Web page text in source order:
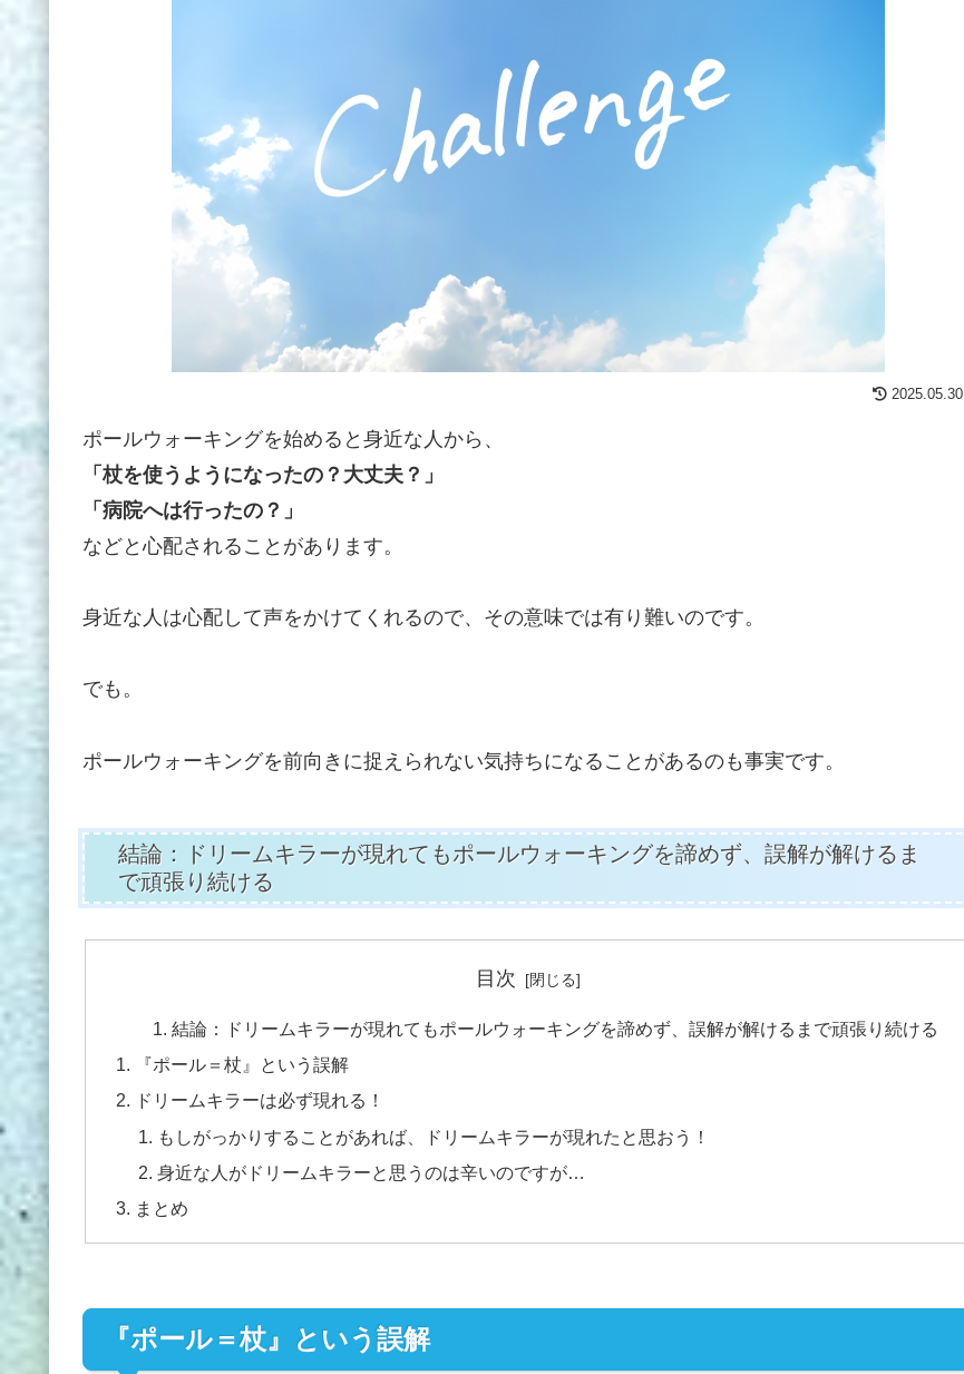
2025.05.30
ポールウォーキングを始めると身近な人から、
「杖を使うようになったの？大丈夫？」
「病院へは行ったの？」
などと心配されることがあります。
身近な人は心配して声をかけてくれるので、その意味では有り難いのです。
でも。
ポールウォーキングを前向きに捉えられない気持ちになることがあるのも事実です。
結論：ドリームキラーが現れてもポールウォーキングを諦めず、誤解が解けるま
で頑張り続ける
目次
結論：ドリームキラーが現れてもポールウォーキングを諦めず、誤解が解けるまで頑張り続ける
『ポール＝杖』という誤解
ドリームキラーは必ず現れる！
もしがっかりすることがあれば、ドリームキラーが現れたと思おう！
身近な人がドリームキラーと思うのは辛いのですが…
まとめ
『ポール＝杖』という誤解